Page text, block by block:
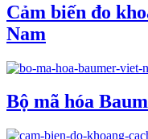
Cảm biến đo
Nam
Bộ mã hóa